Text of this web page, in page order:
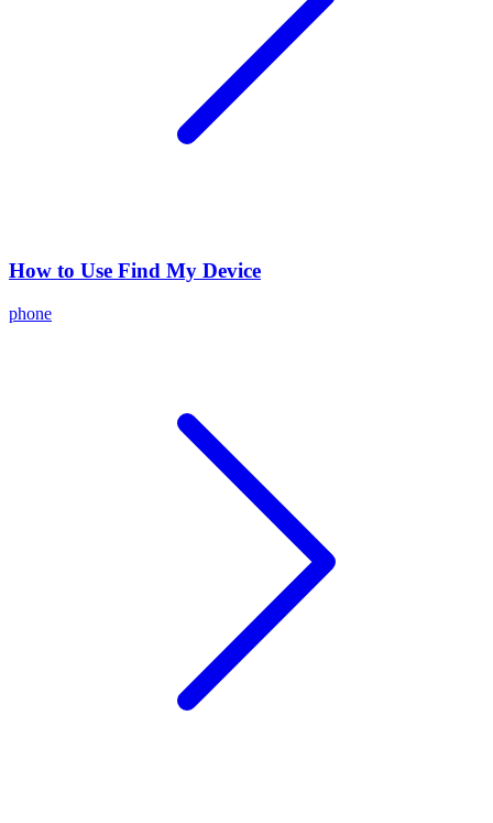
How to Use Find My Device
phone